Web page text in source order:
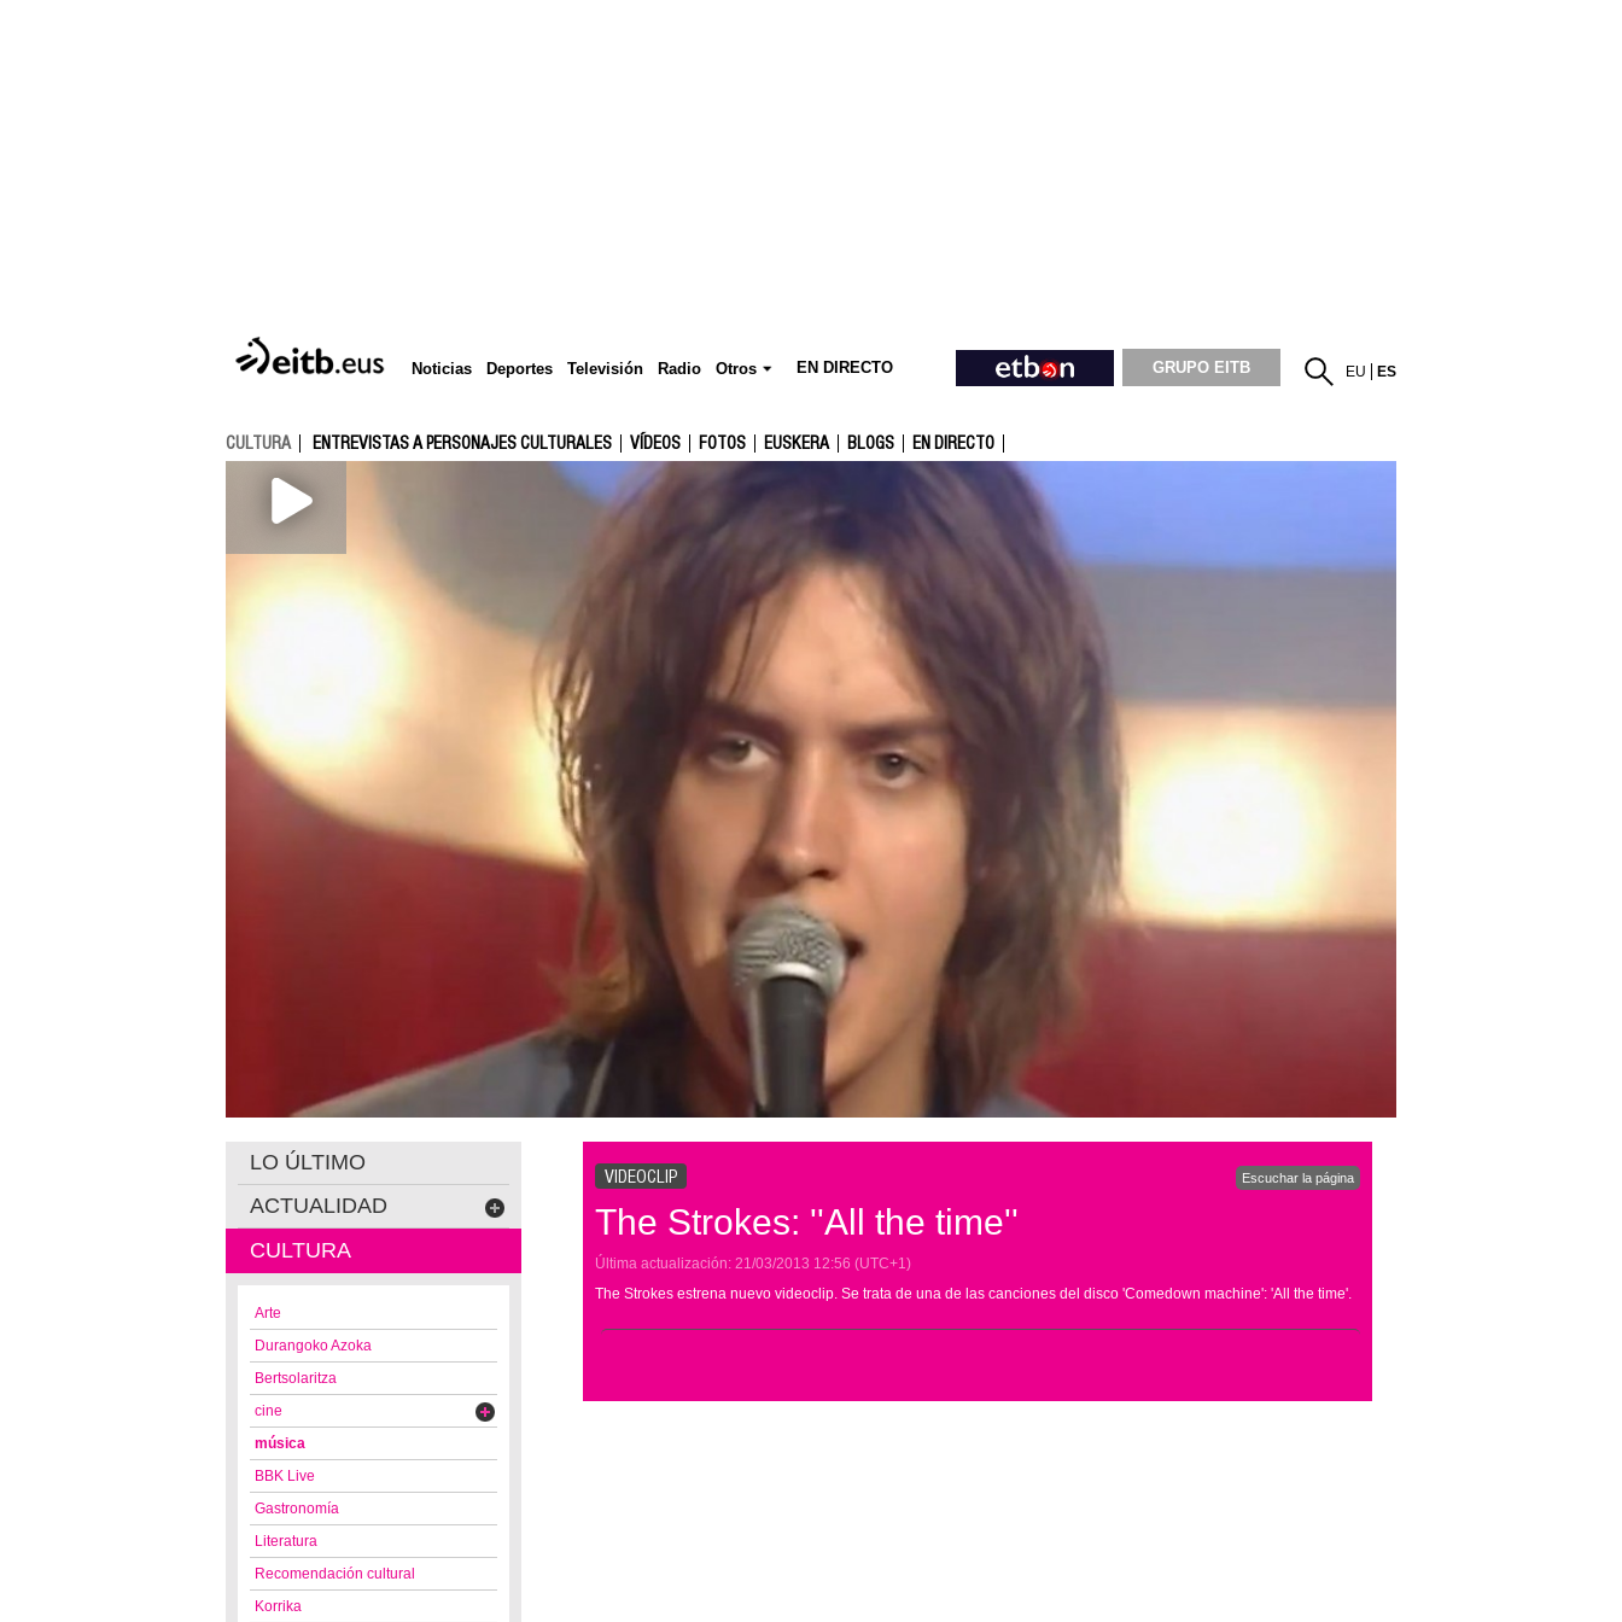
Noticias Deportes Televisión Radio Otros EN DIRECTO GRUPO EITB EU ES
CULTURA ENTREVISTAS A PERSONAJES CULTURALES VÍDEOS FOTOS EUSKERA BLOGS EN DIRECTO
VIDEOCLIP Escuchar la página
The Strokes: ''All the time''
Última actualización: 21/03/2013 12:56 (UTC+1)
The Strokes estrena nuevo videoclip. Se trata de una de las canciones del disco 'Comedown machine': 'All the time'.
LO ÚLTIMO
ACTUALIDAD
CULTURA
Arte
Durangoko Azoka
Bertsolaritza
cine
música
BBK Live
Gastronomía
Literatura
Recomendación cultural
Korrika